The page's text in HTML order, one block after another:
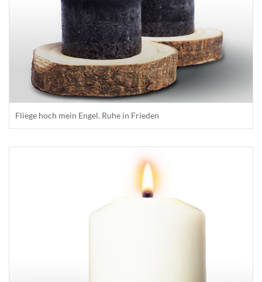
Fliege hoch mein Engel. Ruhe in Frieden